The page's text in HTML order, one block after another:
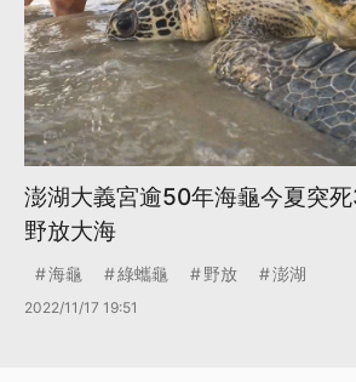
澎湖大義宮逾50年海龜今夏突
野放大海
海龜 綠蠵龜 野放 澎湖
2022/11/17 19:51